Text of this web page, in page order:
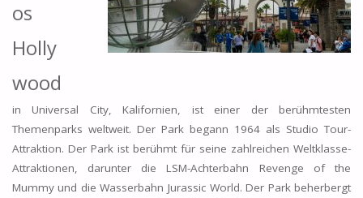
os
Holly
wood
in Universal City, Kalifornien, ist einer der berühmtesten
Themenparks weltweit. Der Park begann 1964 als Studio Tour-
Attraktion. Der Park ist berühmt für seine zahlreichen Weltklasse-
Attraktionen, darunter die LSM-Achterbahn Revenge of the
Mummy und die Wasserbahn Jurassic World. Der Park beherbergt